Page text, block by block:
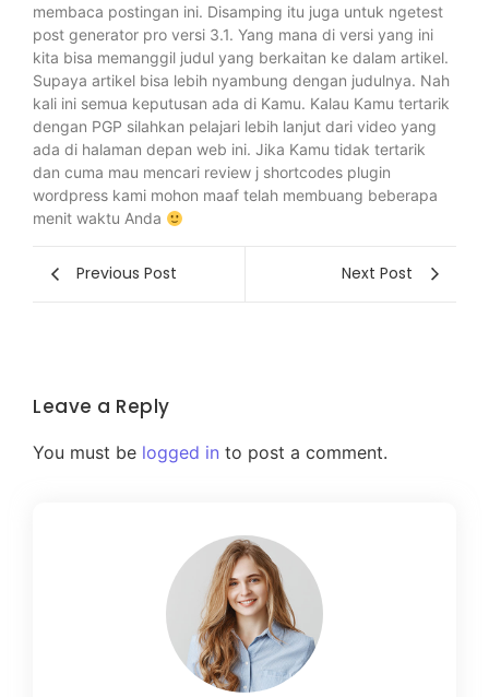
membaca postingan ini. Disamping itu juga untuk ngetest
post generator pro versi 3.1. Yang mana di versi yang ini
kita bisa memanggil judul yang berkaitan ke dalam artikel.
Supaya artikel bisa lebih nyambung dengan judulnya. Nah
kali ini semua keputusan ada di Kamu. Kalau Kamu tertarik
dengan PGP silahkan pelajari lebih lanjut dari video yang
ada di halaman depan web ini. Jika Kamu tidak tertarik
dan cuma mau mencari review j shortcodes plugin
wordpress kami mohon maaf telah membuang beberapa
menit waktu Anda
Previous Post Next Post
Leave a Reply
You must be logged in to post a comment.